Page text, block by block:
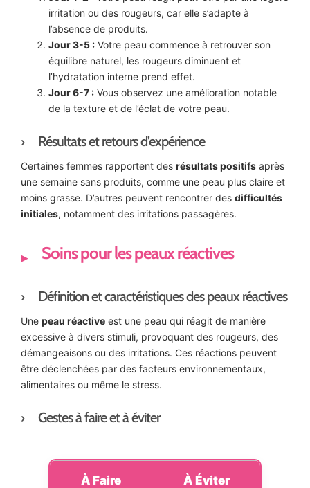
irritation ou des rougeurs, car elle s’adapte à
l’absence de produits.
Jour 3-5 : Votre peau commence à retrouver son
équilibre naturel, les rougeurs diminuent et
l’hydratation interne prend effet.
Jour 6-7 : Vous observez une amélioration notable
de la texture et de l’éclat de votre peau.
Résultats et retours d’expérience
Certaines femmes rapportent des résultats positifs après
une semaine sans produits, comme une peau plus claire et
moins grasse. D’autres peuvent rencontrer des difficultés
initiales, notamment des irritations passagères.
Soins pour les peaux réactives
Définition et caractéristiques des peaux réactives
Une peau réactive est une peau qui réagit de manière
excessive à divers stimuli, provoquant des rougeurs, des
démangeaisons ou des irritations. Ces réactions peuvent
être déclenchées par des facteurs environnementaux,
alimentaires ou même le stress.
Gestes à faire et à éviter
À Faire À Éviter